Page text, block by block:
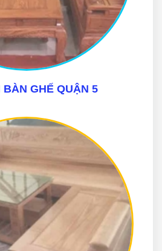
GHẾ QUẬN 5